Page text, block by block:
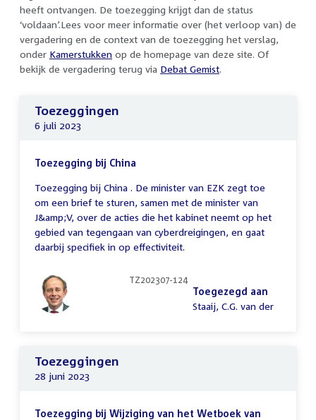
heeft ontvangen. De toezegging krijgt dan de status
‘voldaan’.Lees voor meer informatie over (het verloop van) de
vergadering en de context van de toezegging het verslag,
onder Kamerstukken op de homepage van deze site. Of
bekijk de vergadering terug via Debat Gemist.
Toezeggingen
6 juli 2023
Toezegging bij China
Toezegging bij China . De minister van EZK zegt toe
om een brief te sturen, samen met de minister van
J&amp;V, over de acties die het kabinet neemt op het
gebied van tegengaan van cyberdreigingen, en gaat
daarbij specifiek in op effectiviteit.
TZ202307-124
Toegezegd aan
Staaij, C.G. van der
Toezeggingen
28 juni 2023
Toezegging bij Wijziging van het Wetboek van